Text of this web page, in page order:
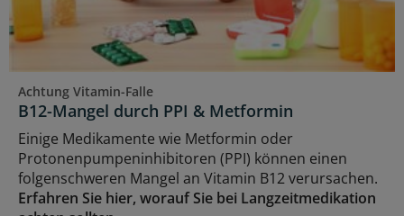
Achtung Vitamin-Falle
B12-Mangel durch PPI & Metformin
Einige Medikamente wie Metformin oder
Protonenpumpeninhibitoren (PPI) können einen
folgenschweren Mangel an Vitamin B12 verursachen.
Erfahren Sie hier, worauf Sie bei Langzeitmedikation